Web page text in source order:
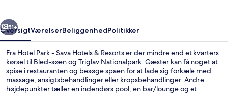
Resorts
Næste
51+
OversigtVærelserBeliggenhedPolitikker
Fra Hotel Park - Sava Hotels & Resorts er der mindre end et kvarters
kørsel til Bled-søen og Triglav Nationalpark. Gæster kan få noget at
spise i restauranten og besøge spaen for at lade sig forkæle med
massage, ansigtsbehandlinger eller kropsbehandlinger. Andre
højdepunkter tæller en indendørs pool, en bar/lounge og et